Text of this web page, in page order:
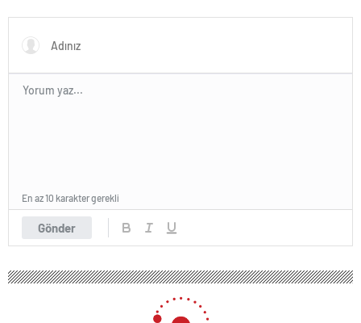
Gönder
En az 10 karakter gerekli